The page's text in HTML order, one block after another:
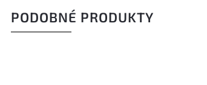
PODOBNÉ PRODUKTY